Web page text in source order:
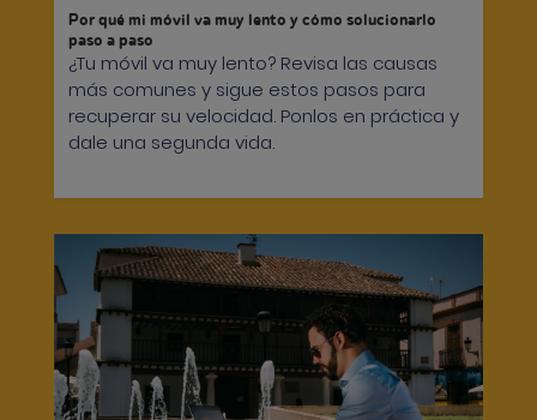
Por qué mi móvil va muy lento y cómo solucionarlo
paso a paso
¿Tu móvil va muy lento? Revisa las causas
más comunes y sigue estos pasos para
recuperar su velocidad. Ponlos en práctica y
dale una segunda vida.